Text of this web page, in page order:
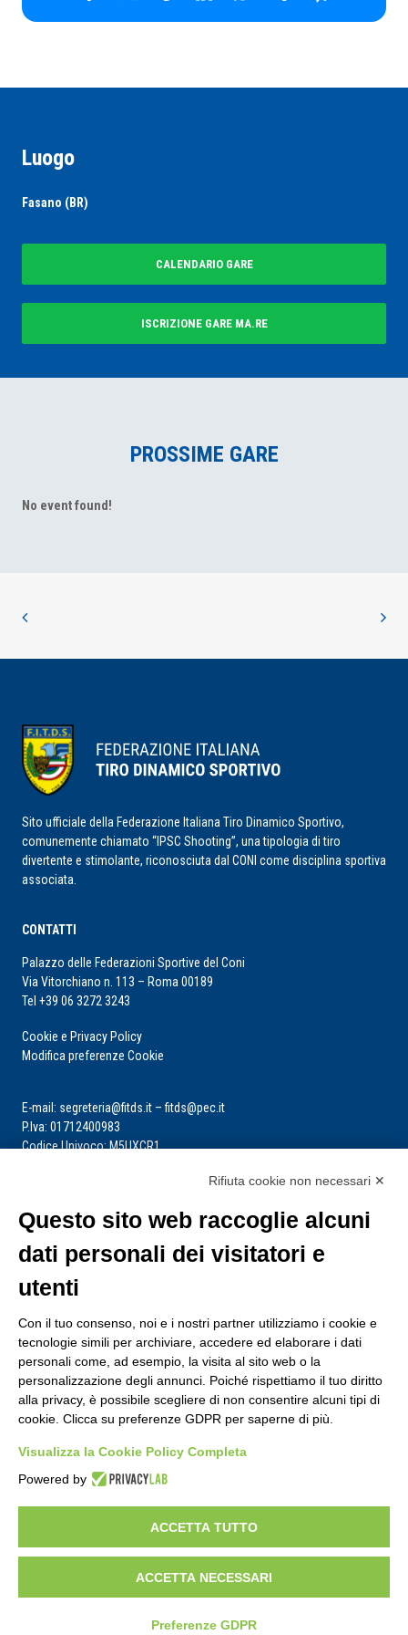
Luogo
Fasano (BR)
CALENDARIO GARE
ISCRIZIONE GARE MA.RE
PROSSIME GARE
No event found!
Sito ufficiale della Federazione Italiana Tiro Dinamico Sportivo,
comunemente chiamato “IPSC Shooting”, una tipologia di tiro
divertente e stimolante, riconosciuta dal CONI come disciplina sportiva
associata.
CONTATTI
Palazzo delle Federazioni Sportive del Coni
Via Vitorchiano n. 113 – Roma 00189
Tel +39 06 3272 3243
Cookie e Privacy Policy
Modifica preferenze Cookie
E-mail: segreteria@fitds.it – fitds@pec.it
P.Iva: 01712400983
Codice Univoco: M5UXCR1
La segreteria è aperta dal lunedì al venerdì dalle ore 9:00 alle ore 14:00
Italian Dynamic Shooting Federation
Rifiuta cookie non necessari ✕
Questo sito web raccoglie alcuni
dati personali dei visitatori e
utenti
Con il tuo consenso, noi e i nostri partner utilizziamo i cookie e
tecnologie simili per archiviare, accedere ed elaborare i dati
personali come, ad esempio, la visita al sito web o la
personalizzazione degli annunci. Poiché rispettiamo il tuo diritto
alla privacy, è possibile scegliere di non consentire alcuni tipi di
cookie. Clicca su preferenze GDPR per saperne di più.
Visualizza la Cookie Policy Completa
Powered by
ACCETTA TUTTO
ACCETTA NECESSARI
Preferenze GDPR